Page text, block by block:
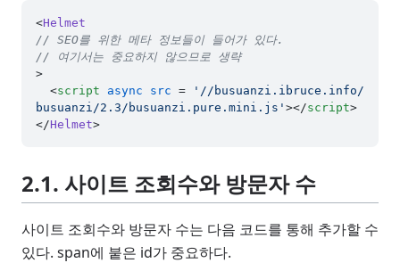
<Helmet
// SEO를 위한 메타 정보들이 들어가 있다.
// 여기서는 중요하지 않으므로 생략
>
<script async src =
'//busuanzi.ibruce.info/
busuanzi/2.3/busuanzi.pure.mini.js' ></script>
</Helmet
2.1. 사이트 조회수와 방문자 수
사이트 조회수와 방문자 수는 다음 코드를 통해 추가할 수
있다. span에 붙은 id가 중요하다.